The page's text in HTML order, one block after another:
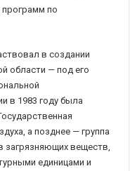
программ по
в создании
области — под его
в 1983 году была
а позднее — группа
веществ,
единицами и